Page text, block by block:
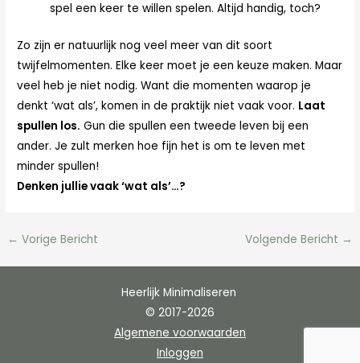
spel een keer te willen spelen. Altijd handig, toch?
Zo zijn er natuurlijk nog veel meer van dit soort
twijfelmomenten. Elke keer moet je een keuze maken. Maar
veel heb je niet nodig. Want die momenten waarop je
denkt ‘wat als’, komen in de praktijk niet vaak voor. Laat
spullen los. Gun die spullen een tweede leven bij een
ander. Je zult merken hoe fijn het is om te leven met
minder spullen!
Denken jullie vaak ‘wat als’…?
← Vorige Bericht Volgende Bericht →
Heerlijk Minimaliseren
© 2017-2026
Algemene voorwaarden
Inloggen